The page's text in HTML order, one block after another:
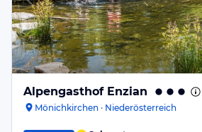
Alpengasthof Enzian
Mönichkirchen · Niederösterreich